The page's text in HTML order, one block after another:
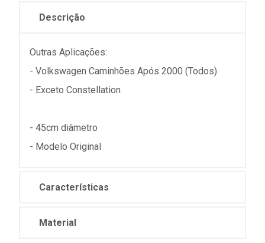
Descrição
Outras Aplicações:
- Volkswagen Caminhões Após 2000 (Todos)
- Exceto Constellation
- 45cm diâmetro
- Modelo Original
Características
Material